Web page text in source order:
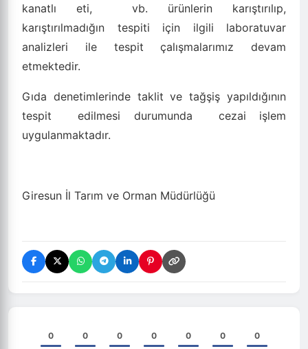
kanatlı eti,
vb. ürünlerin karıştırılıp,
karıştırılmadığın tespiti için ilgili laboratuvar
analizleri ile tespit çalışmalarımız devam
etmektedir.
Gıda denetimlerinde taklit ve tağşiş yapıldığının
tespit
edilmesi durumunda
cezai işlem
uygulanmaktadır.
Giresun İl Tarım ve Orman Müdürlüğü
0 0 0 0 0 0 0